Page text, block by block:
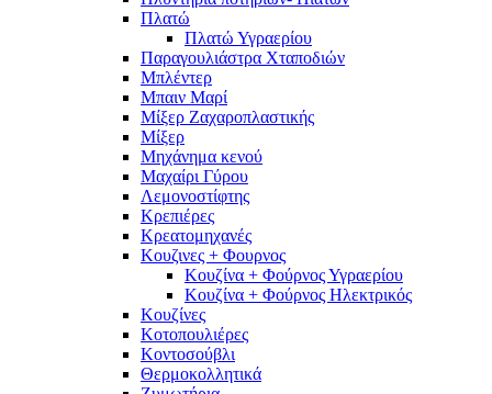
Πλατώ
Πλατώ Υγραερίου
Παραγουλιάστρα Χταποδιών
Μπλέντερ
Μπαιν Μαρί
Μίξερ Ζαχαροπλαστικής
Μίξερ
Μηχάνημα κενού
Μαχαίρι Γύρου
Λεμονοστίφτης
Κρεπιέρες
Κρεατομηχανές
Κουζινες + Φουρνος
Κουζίνα + Φούρνος Υγραερίου
Κουζίνα + Φούρνος Ηλεκτρικός
Κουζίνες
Κοτοπουλιέρες
Κοντοσούβλι
Θερμοκολλητικά